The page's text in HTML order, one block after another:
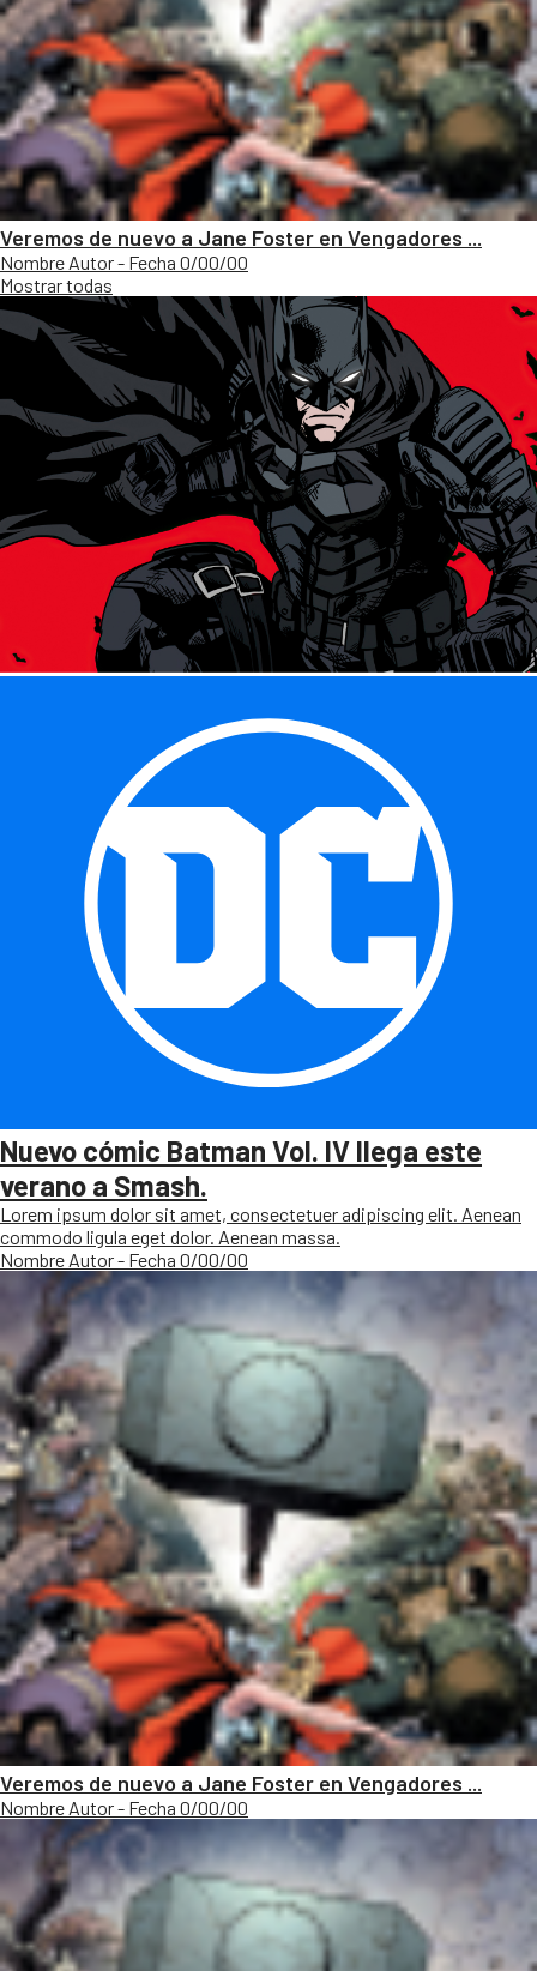
Veremos de nuevo a Jane Foster en Vengadores ...
Nombre Autor - Fecha 0/00/00
Mostrar todas
Nuevo cómic Batman Vol. IV llega este
verano a Smash.
Lorem ipsum dolor sit amet, consectetuer adipiscing elit. Aenean
commodo ligula eget dolor. Aenean massa.
Nombre Autor - Fecha 0/00/00
Veremos de nuevo a Jane Foster en Vengadores ...
Nombre Autor - Fecha 0/00/00